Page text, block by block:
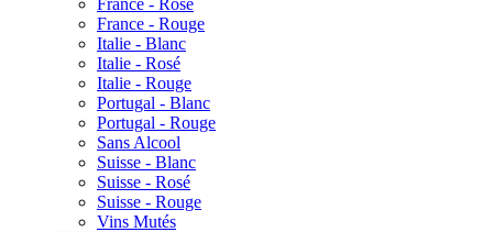
France - Rouge
Italie - Blanc
Italie - Rosé
Italie - Rouge
Portugal - Blanc
Portugal - Rouge
Sans Alcool
Suisse - Blanc
Suisse - Rosé
Suisse - Rouge
Vins Mutés